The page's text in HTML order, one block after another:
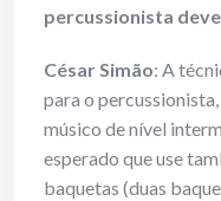
percussionista
César Simão: A
para o
músico de nível
esperado que use
baquetas (duas